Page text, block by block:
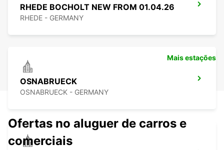
RHEDE BOCHOLT NEW FROM 01.04.26
RHEDE - GERMANY
OSNABRUECK
OSNABRUECK - GERMANY
Mais estações
Ofertas no aluguer de carros e
comerciais